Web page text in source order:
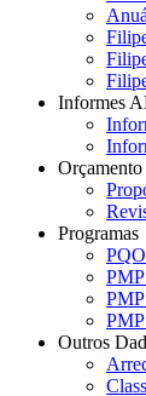
Informes
Orçamento
Programas
PQO
Outros